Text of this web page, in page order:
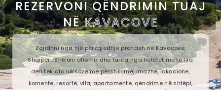
REZERVONI QËNDRIMIN TUAJ
NËKAVACOVE
Zgjidhni nga një përzgjedhje pronash në Kavacove,
Shqipëri. Shikoni dhoma dhe tarifa nga hotelet më të lira
deri tek ato luksoze me përshkrime, imazhe, lokacione,
komente, resorte, vila, apartamente, qëndrime në shtëpi,